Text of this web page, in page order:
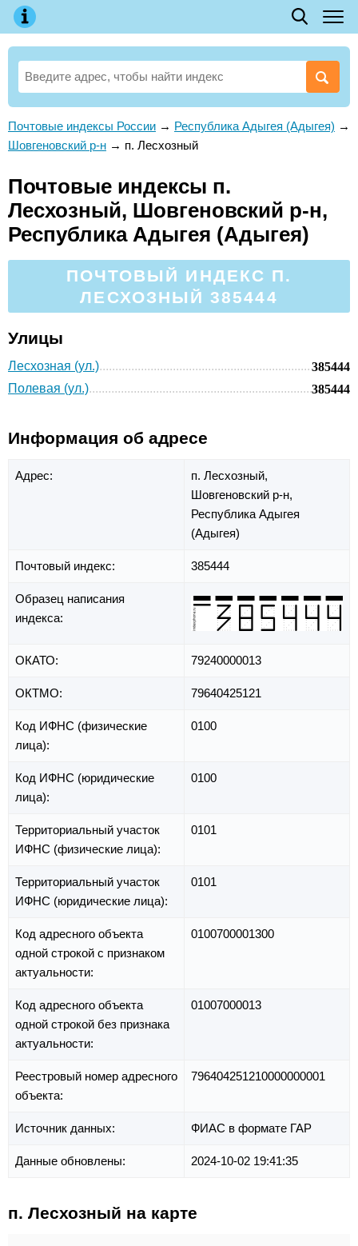
Почтовые индексы России → Республика Адыгея (Адыгея) →
Шовгеновский р-н → п. Лесхозный
Почтовые индексы п.
Лесхозный, Шовгеновский р-н,
Республика Адыгея (Адыгея)
ПОЧТОВЫЙ ИНДЕКС П.
ЛЕСХОЗНЫЙ 385444
Улицы
Лесхозная (ул.)
385444
Полевая (ул.)
385444
Информация об адресе
Адрес:
п. Лесхозный,
Шовгеновский р-н,
Республика Адыгея
(Адыгея)
Почтовый индекс: 385444
Образец написания
индекса:
ОКАТО: 79240000013
ОКТМО: 79640425121
Код ИФНС (физические
лица):
0100
Код ИФНС (юридические
лица):
0100
Территориальный участок
ИФНС (физические лица):
0101
Территориальный участок
ИФНС (юридические лица):
0101
Код адресного объекта
одной строкой с признаком
актуальности:
0100700001300
Код адресного объекта
одной строкой без признака
актуальности:
01007000013
Реестровый номер адресного
объекта:
796404251210000000001
Источник данных: ФИАС в формате ГАР
Данные обновлены: 2024-10-02 19:41:35
п. Лесхозный на карте